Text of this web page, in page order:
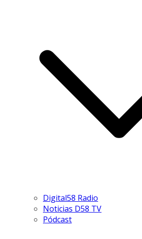
Digital58 Radio
Noticias D58 TV
Pódcast